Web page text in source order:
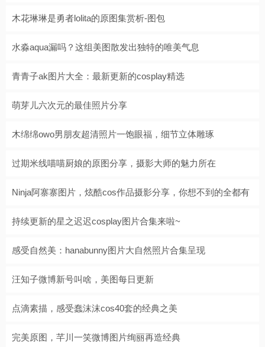
木花琳琳是勇者lolita的原图集赏析-图包
水淼aqua漏吗？这组美图散发出独特的唯美气息
青青子ak图片大全：最新更新的cosplay精选
萌芽儿六次元的最佳照片分享
木绵绵owo男朋友超清照片一饱眼福，细节立体雕琢
过期米线喵喵厨娘的原图分享，摄影大师的魅力所在
Ninja阿寨寨图片，炫酷cos作品摄影分享，你想不到的全都有
持续更新的星之迟迟cosplay图片合集来啦~
感受自然美：hanabunny图片大自然照片合集呈现
汪知子微博新号叫啥，美图每日更新
点滴素描，感受蠢沫沫cos40套的经典之美
完美原图，芊川一笑微博图片绚丽再造经典